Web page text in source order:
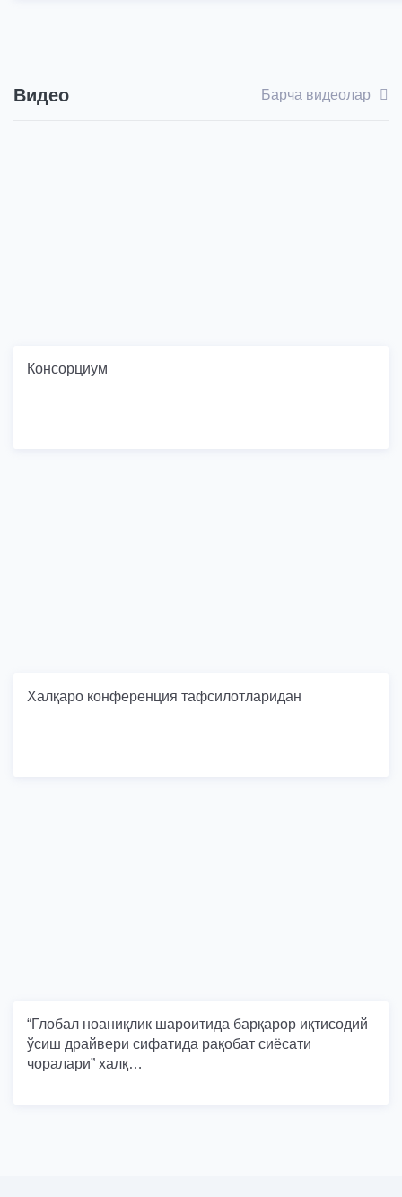
Видео Барча видеолар
Консорциум
Халқаро конференция тафсилотларидан
“Глобал ноаниқлик шароитида барқарор иқтисодий
ўсиш драйвери сифатида рақобат сиёсати
чоралари” халқ…